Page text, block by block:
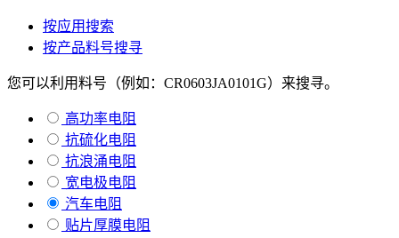
按应用搜索
按产品料号搜寻
您可以利用料号（例如：CR0603JA0101G）来搜寻。
高功率电阻
抗硫化电阻
抗浪涌电阻
宽电极电阻
汽车电阻
贴片厚膜电阻